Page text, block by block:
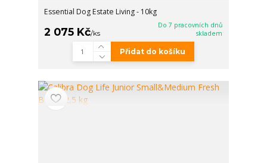
Essential Dog Estate Living - 10kg
2 075 Kč/ks
Do 7 pracovních dnů
skladem
Přidat do košíku